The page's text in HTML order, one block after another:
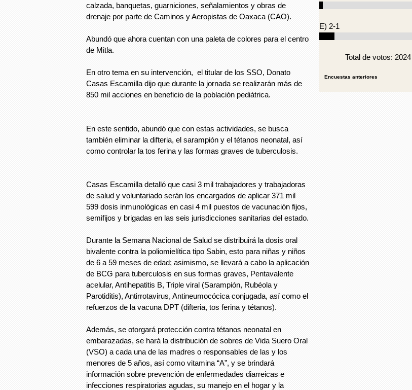
calzada, banquetas, guarniciones, señalamientos y obras de
drenaje por parte de Caminos y Aeropistas de Oaxaca (CAO).
Abundó que ahora cuentan con una paleta de colores para el centro
de Mitla.
En otro tema en su intervención, el titular de los SSO, Donato
Casas Escamilla dijo que durante la jornada se realizarán más de
850 mil acciones en beneficio de la población pediátrica.
En este sentido, abundó que con estas actividades, se busca
también eliminar la difteria, el sarampión y el tétanos neonatal, así
como controlar la tos ferina y las formas graves de tuberculosis.
Casas Escamilla detalló que casi 3 mil trabajadores y trabajadoras
de salud y voluntariado serán los encargados de aplicar 371 mil
599 dosis inmunológicas en casi 4 mil puestos de vacunación fijos,
semifijos y brigadas en las seis jurisdicciones sanitarias del estado.
Durante la Semana Nacional de Salud se distribuirá la dosis oral
bivalente contra la poliomielítica tipo Sabin, esto para niñas y niños
de 6 a 59 meses de edad; asimismo, se llevará a cabo la aplicación
de BCG para tuberculosis en sus formas graves, Pentavalente
acelular, Antihepatitis B, Triple viral (Sarampión, Rubéola y
Parotiditis), Antirrotavirus, Antineumocócica conjugada, así como el
refuerzos de la vacuna DPT (difteria, tos ferina y tétanos).
Además, se otorgará protección contra tétanos neonatal en
embarazadas, se hará la distribución de sobres de Vida Suero Oral
(VSO) a cada una de las madres o responsables de las y los
menores de 5 años, así como vitamina “A”, y se brindará
información sobre prevención de enfermedades diarreicas e
infecciones respiratorias agudas, su manejo en el hogar y la
E) 2-1
Total de votos: 2024
Encuestas anteriores